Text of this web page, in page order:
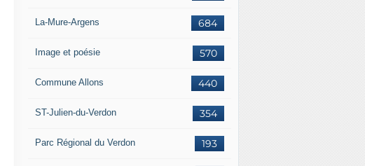
684
La-Mure-Argens
570
Image et poésie
440
Commune Allons
354
ST-Julien-du-Verdon
193
Parc Régional du Verdon